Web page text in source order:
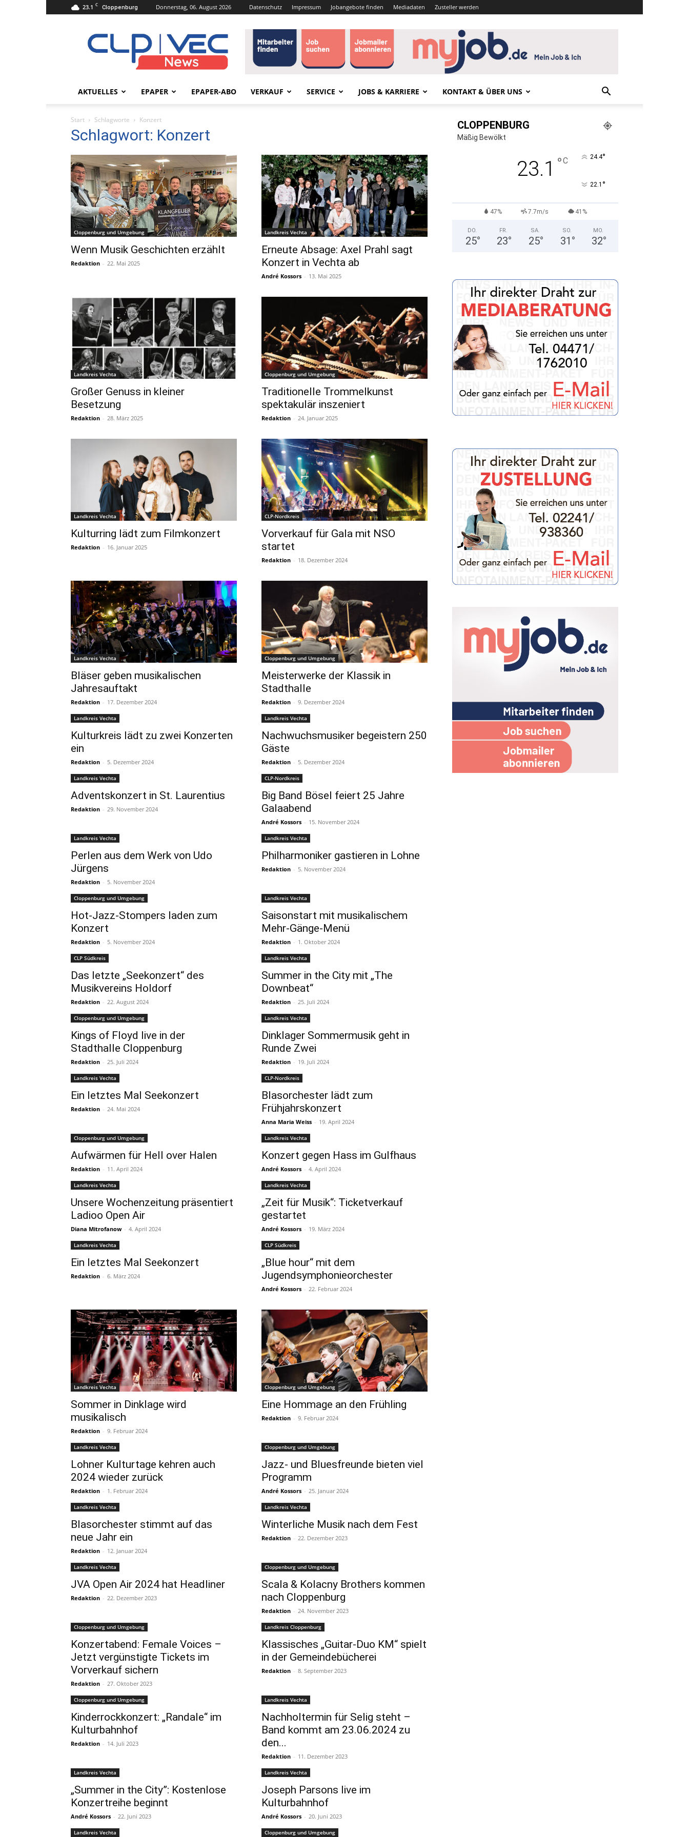
23.1 C Cloppenburg Donnerstag, 06. August 2026 Datenschutz Impressum Jobangebote finden Mediadaten Zusteller werden
clpvecnews.de
AKTUELLES EPAPER EPAPER-ABO VERKAUF SERVICE JOBS & KARRIERE KONTAKT & ÜBER UNS
Start Schlagworte Konzert
Schlagwort: Konzert
Cloppenburg und Umgebung
Wenn Musik Geschichten erzählt
Redaktion - 22. Mai 2025
Landkreis Vechta
Erneute Absage: Axel Prahl sagt
Konzert in Vechta ab
André Kossors - 13. Mai 2025
Landkreis Vechta
Großer Genuss in kleiner
Besetzung
Redaktion - 28. März 2025
Cloppenburg und Umgebung
Traditionelle Trommelkunst
spektakulär inszeniert
Redaktion - 24. Januar 2025
Landkreis Vechta
Kulturring lädt zum Filmkonzert
Redaktion - 16. Januar 2025
CLP-Nordkreis
Vorverkauf für Gala mit NSO
startet
Redaktion - 18. Dezember 2024
Landkreis Vechta
Bläser geben musikalischen
Jahresauftakt
Redaktion - 17. Dezember 2024
Cloppenburg und Umgebung
Meisterwerke der Klassik in
Stadthalle
Redaktion - 9. Dezember 2024
Landkreis Vechta
Kulturkreis lädt zu zwei Konzerten
ein
Redaktion - 5. Dezember 2024
Landkreis Vechta
Nachwuchsmusiker begeistern 250
Gäste
Redaktion - 5. Dezember 2024
Landkreis Vechta
Adventskonzert in St. Laurentius
Redaktion - 29. November 2024
CLP-Nordkreis
Big Band Bösel feiert 25 Jahre
Galaabend
André Kossors - 15. November 2024
Landkreis Vechta
Perlen aus dem Werk von Udo
Jürgens
Redaktion - 5. November 2024
Landkreis Vechta
Philharmoniker gastieren in Lohne
Redaktion - 5. November 2024
Cloppenburg und Umgebung
Hot-Jazz-Stompers laden zum
Konzert
Redaktion - 5. November 2024
Landkreis Vechta
Saisonstart mit musikalischem
Mehr-Gänge-Menü
Redaktion - 1. Oktober 2024
CLP Südkreis
Das letzte „Seekonzert“ des
Musikvereins Holdorf
Redaktion - 22. August 2024
Landkreis Vechta
Summer in the City mit „The
Downbeat“
Redaktion - 25. Juli 2024
Cloppenburg und Umgebung
Kings of Floyd live in der
Stadthalle Cloppenburg
Redaktion - 25. Juli 2024
Landkreis Vechta
Dinklager Sommermusik geht in
Runde Zwei
Redaktion - 19. Juli 2024
Landkreis Vechta
Ein letztes Mal Seekonzert
Redaktion - 24. Mai 2024
CLP-Nordkreis
Blasorchester lädt zum
Frühjahrskonzert
Anna Maria Weiss - 19. April 2024
Cloppenburg und Umgebung
Aufwärmen für Hell over Halen
Redaktion - 11. April 2024
Landkreis Vechta
Konzert gegen Hass im Gulfhaus
André Kossors - 4. April 2024
Landkreis Vechta
Unsere Wochenzeitung präsentiert
Ladioo Open Air
Diana Mitrofanow - 4. April 2024
Landkreis Vechta
„Zeit für Musik“: Ticketverkauf
gestartet
André Kossors - 19. März 2024
Landkreis Vechta
Ein letztes Mal Seekonzert
Redaktion - 6. März 2024
CLP Südkreis
„Blue hour“ mit dem
Jugendsymphonieorchester
André Kossors - 22. Februar 2024
Landkreis Vechta
Sommer in Dinklage wird
musikalisch
Redaktion - 9. Februar 2024
Cloppenburg und Umgebung
Eine Hommage an den Frühling
Redaktion - 9. Februar 2024
Landkreis Vechta
Lohner Kulturtage kehren auch
2024 wieder zurück
Redaktion - 1. Februar 2024
Cloppenburg und Umgebung
Jazz- und Bluesfreunde bieten viel
Programm
André Kossors - 25. Januar 2024
Landkreis Vechta
Blasorchester stimmt auf das
neue Jahr ein
Redaktion - 12. Januar 2024
Landkreis Vechta
Winterliche Musik nach dem Fest
Redaktion - 22. Dezember 2023
Landkreis Vechta
JVA Open Air 2024 hat Headliner
Redaktion - 22. Dezember 2023
Cloppenburg und Umgebung
Scala & Kolacny Brothers kommen
nach Cloppenburg
Redaktion - 24. November 2023
Cloppenburg und Umgebung
Konzertabend: Female Voices –
Jetzt vergünstigte Tickets im
Vorverkauf sichern
Redaktion - 27. Oktober 2023
Landkreis Cloppenburg
Klassisches „Guitar-Duo KM“ spielt
in der Gemeindebücherei
Redaktion - 8. September 2023
Cloppenburg und Umgebung
Kinderrockkonzert: „Randale“ im
Kulturbahnhof
Redaktion - 14. Juli 2023
Landkreis Vechta
Nachholtermin für Selig steht –
Band kommt am 23.06.2024 zu
den...
Redaktion - 11. Dezember 2023
Landkreis Vechta
„Summer in the City”: Kostenlose
Konzertreihe beginnt
André Kossors - 22. Juni 2023
Landkreis Vechta
Joseph Parsons live im
Kulturbahnhof
André Kossors - 20. Juni 2023
Landkreis Vechta Cloppenburg und Umgebung
CLOPPENBURG
Mäßig Bewölkt
23.1 °C 24.4°
22.1 °
47% 7.7m/s 41%
DO.
25°
FR.
23°
SA.
25°
SO.
31 °
MO.
32°